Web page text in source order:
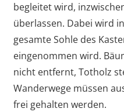
begleitet wird,
überlassen. Dabei wird
gesamte Sohle des
eingenommen wird.
nicht entfernt, Totholz
Wanderwege müssen
frei gehalten werden.